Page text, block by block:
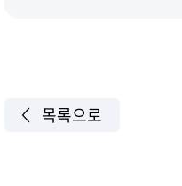
목록으로